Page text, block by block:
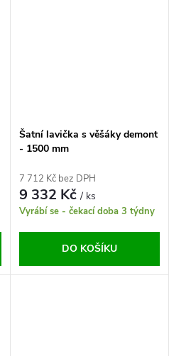
Šatní lavička s věšáky demont
- 1500 mm
7 712 Kč bez DPH
9 332 Kč/ ks
Vyrábí se - čekací doba 3 týdny
DO KOŠÍKU